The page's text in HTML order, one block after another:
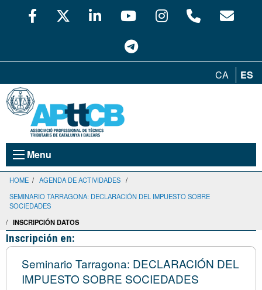
CA ES
Menu
HOME / AGENDA DE ACTIVIDADES /
SEMINARIO TARRAGONA: DECLARACIÓN DEL IMPUESTO SOBRE
SOCIEDADES
/ INSCRIPCIÓN DATOS
Inscripción en:
Seminario Tarragona: DECLARACIÓN DEL
IMPUESTO SOBRE SOCIEDADES